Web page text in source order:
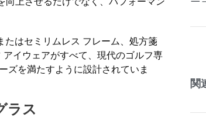
はセミリムレス フレーム、処方箋
イウェアがすべて、現代のゴルフ専
ズを満たすように設計されていま
ラス
関